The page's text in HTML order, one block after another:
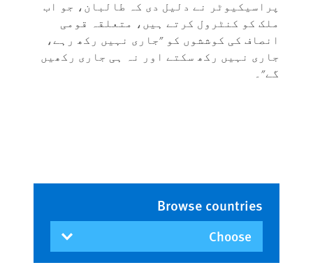
پراسیکیوٹر نے دلیل دی کہ طالبان، جو اب
ملک کو کنٹرول کرتے ہیں، متعلقہ قومی
انصاف کی کوششوں کو "جاری نہیں رکھ رہے،
جاری نہیں رکھ سکتے اور نہ ہی جاری رکھیں
گے"۔
Browse countries